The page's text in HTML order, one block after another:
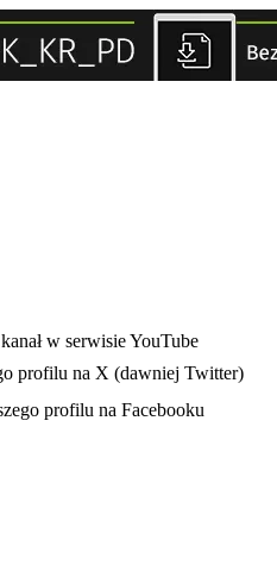
nowej karciew serwisie YouTube
profilu na X (dawniej Twitter)
nowej karcieprofilu na Facebooku